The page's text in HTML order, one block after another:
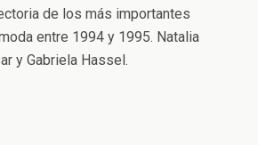
de los más importantes
entre 1994 y 1995. Natalia
y Gabriela Hassel.